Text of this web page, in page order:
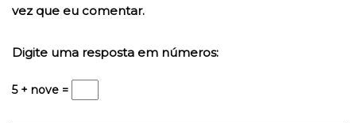
vez que eu comentar.
Digite uma resposta em números:
5 + nove =